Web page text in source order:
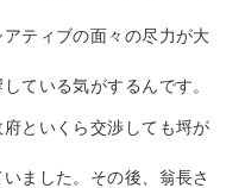
ティブの面々の尽力が大
ている気がするんです。
といくら交渉しても埒が
ました。その後、翁長さ